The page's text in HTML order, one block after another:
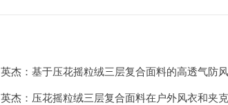
英杰：基于压花摇粒绒三层复合面料的高透气防
英杰：压花摇粒绒三层复合面料在户外风衣和夹